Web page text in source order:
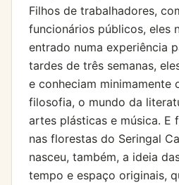
Filhos de trabalhadores,
funcionários públicos, eles
entrado numa experiência
tardes de três semanas,
e conheciam minimamente
filosofia, o mundo da
artes plásticas e música. E
nas florestas do Seringal
nasceu, também, a ideia
tempo e espaço originais,